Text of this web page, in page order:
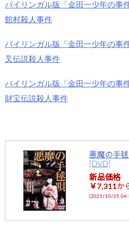
バイリンガル版「金田一少年の事
館村殺人事件
バイリンガル版「金田一少年の事
叉伝説殺人事件
バイリンガル版「金田一少年の事
財宝伝説殺人事件
悪魔の手
[DVD]
新品価格
￥7,311か
(2021/10/25